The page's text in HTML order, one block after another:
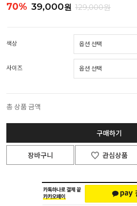
70% 39,000원 129,000원
색상
사이즈
총 상품 금액
구매하기
장바구니 관심상품